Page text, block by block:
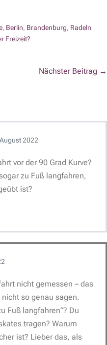
, Berlin, Brandenburg, Radeln
Freizeit?
Nächster Beitrag →
2022
vor der 90 Grad Kurve?
zu Fuß langfahren,
ist?
nicht gemessen – das
so genau sagen.
Fuß langfahren“? Du
tragen? Warum
ist? Lieber das, als